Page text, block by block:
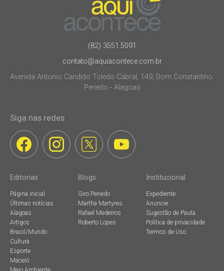
(82) 3551.5091
contato@aquiacontece.com.br
Avenida Antonio Candido Toledo Cabral, 149, Dom Constantino.
Penedo - Alagoas
Siga nas redes
Editorias
Página inicial
Últimas notícias
Alagoas
Artigos
Brasil/Mundo
Cultura
Esporte
Maceió
Blogs
Giro Penedo
Martha Martyres
Rafael Medeiros
Roberto Lopes
Institucional
Expediente
Anuncie
Sugestão de Pauta
Política de privacidade
Termos de Uso